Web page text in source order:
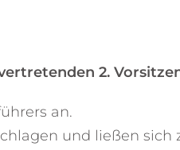
2.
an.
und ließen sich